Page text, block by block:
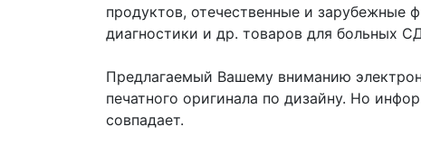
продуктов, отечественные и зарубежные
диагностики и др. товаров для больных
Предлагаемый Вашему вниманию
печатного оригинала по дизайну. Но
совпадает.